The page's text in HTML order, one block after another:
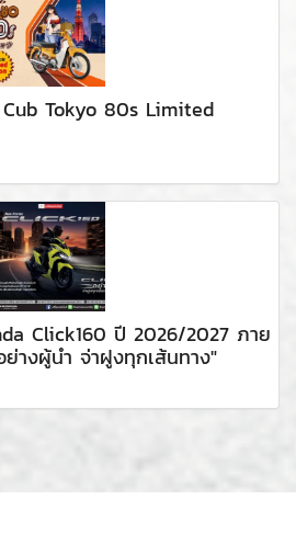
Tokyo 80s Limited
Click160 ปี 2026/2027 ภาย
างผู้นำ จ่าฝูงทุกเส้นทาง"